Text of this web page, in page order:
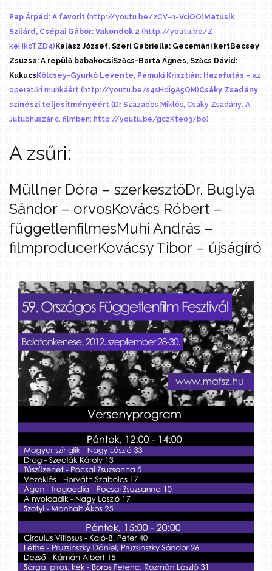
Pap Árpád: A favorit (http://youtu.be/2CV-n-VciQQ) Matusik
Szilárd, Csépai Gábor: Vakondok 2 (http://youtu.be/Z-
keHkcTZD4) Kalász József, Szeri Gabriella: Gecemáni kertBecsey
Zsuzsa: A repülő babakocsiSzőcs-Barta Ágnes, Szőcs Dávid:
Kukucs Kölcsey-Gyurkó Levente, Pamuki Krisztián: Hazafutás – az
operatőri munkáért (http://youtu.be/s4sHdi9A5QM)Csáky Zsadány
színészi teljesítményéért (Dr Százados Miklós, Csáky Zsadány: A
Jutubhuszár c. filmben: http://youtu.be/gczKteo37bo)
A zsűri:
Müllner Dóra – szerkesztőDr. Buglya
Sándor – orvosKovács Róbert –
függetlenfilmesMuhi András –
filmproducerKovácsy Tibor – újságíró